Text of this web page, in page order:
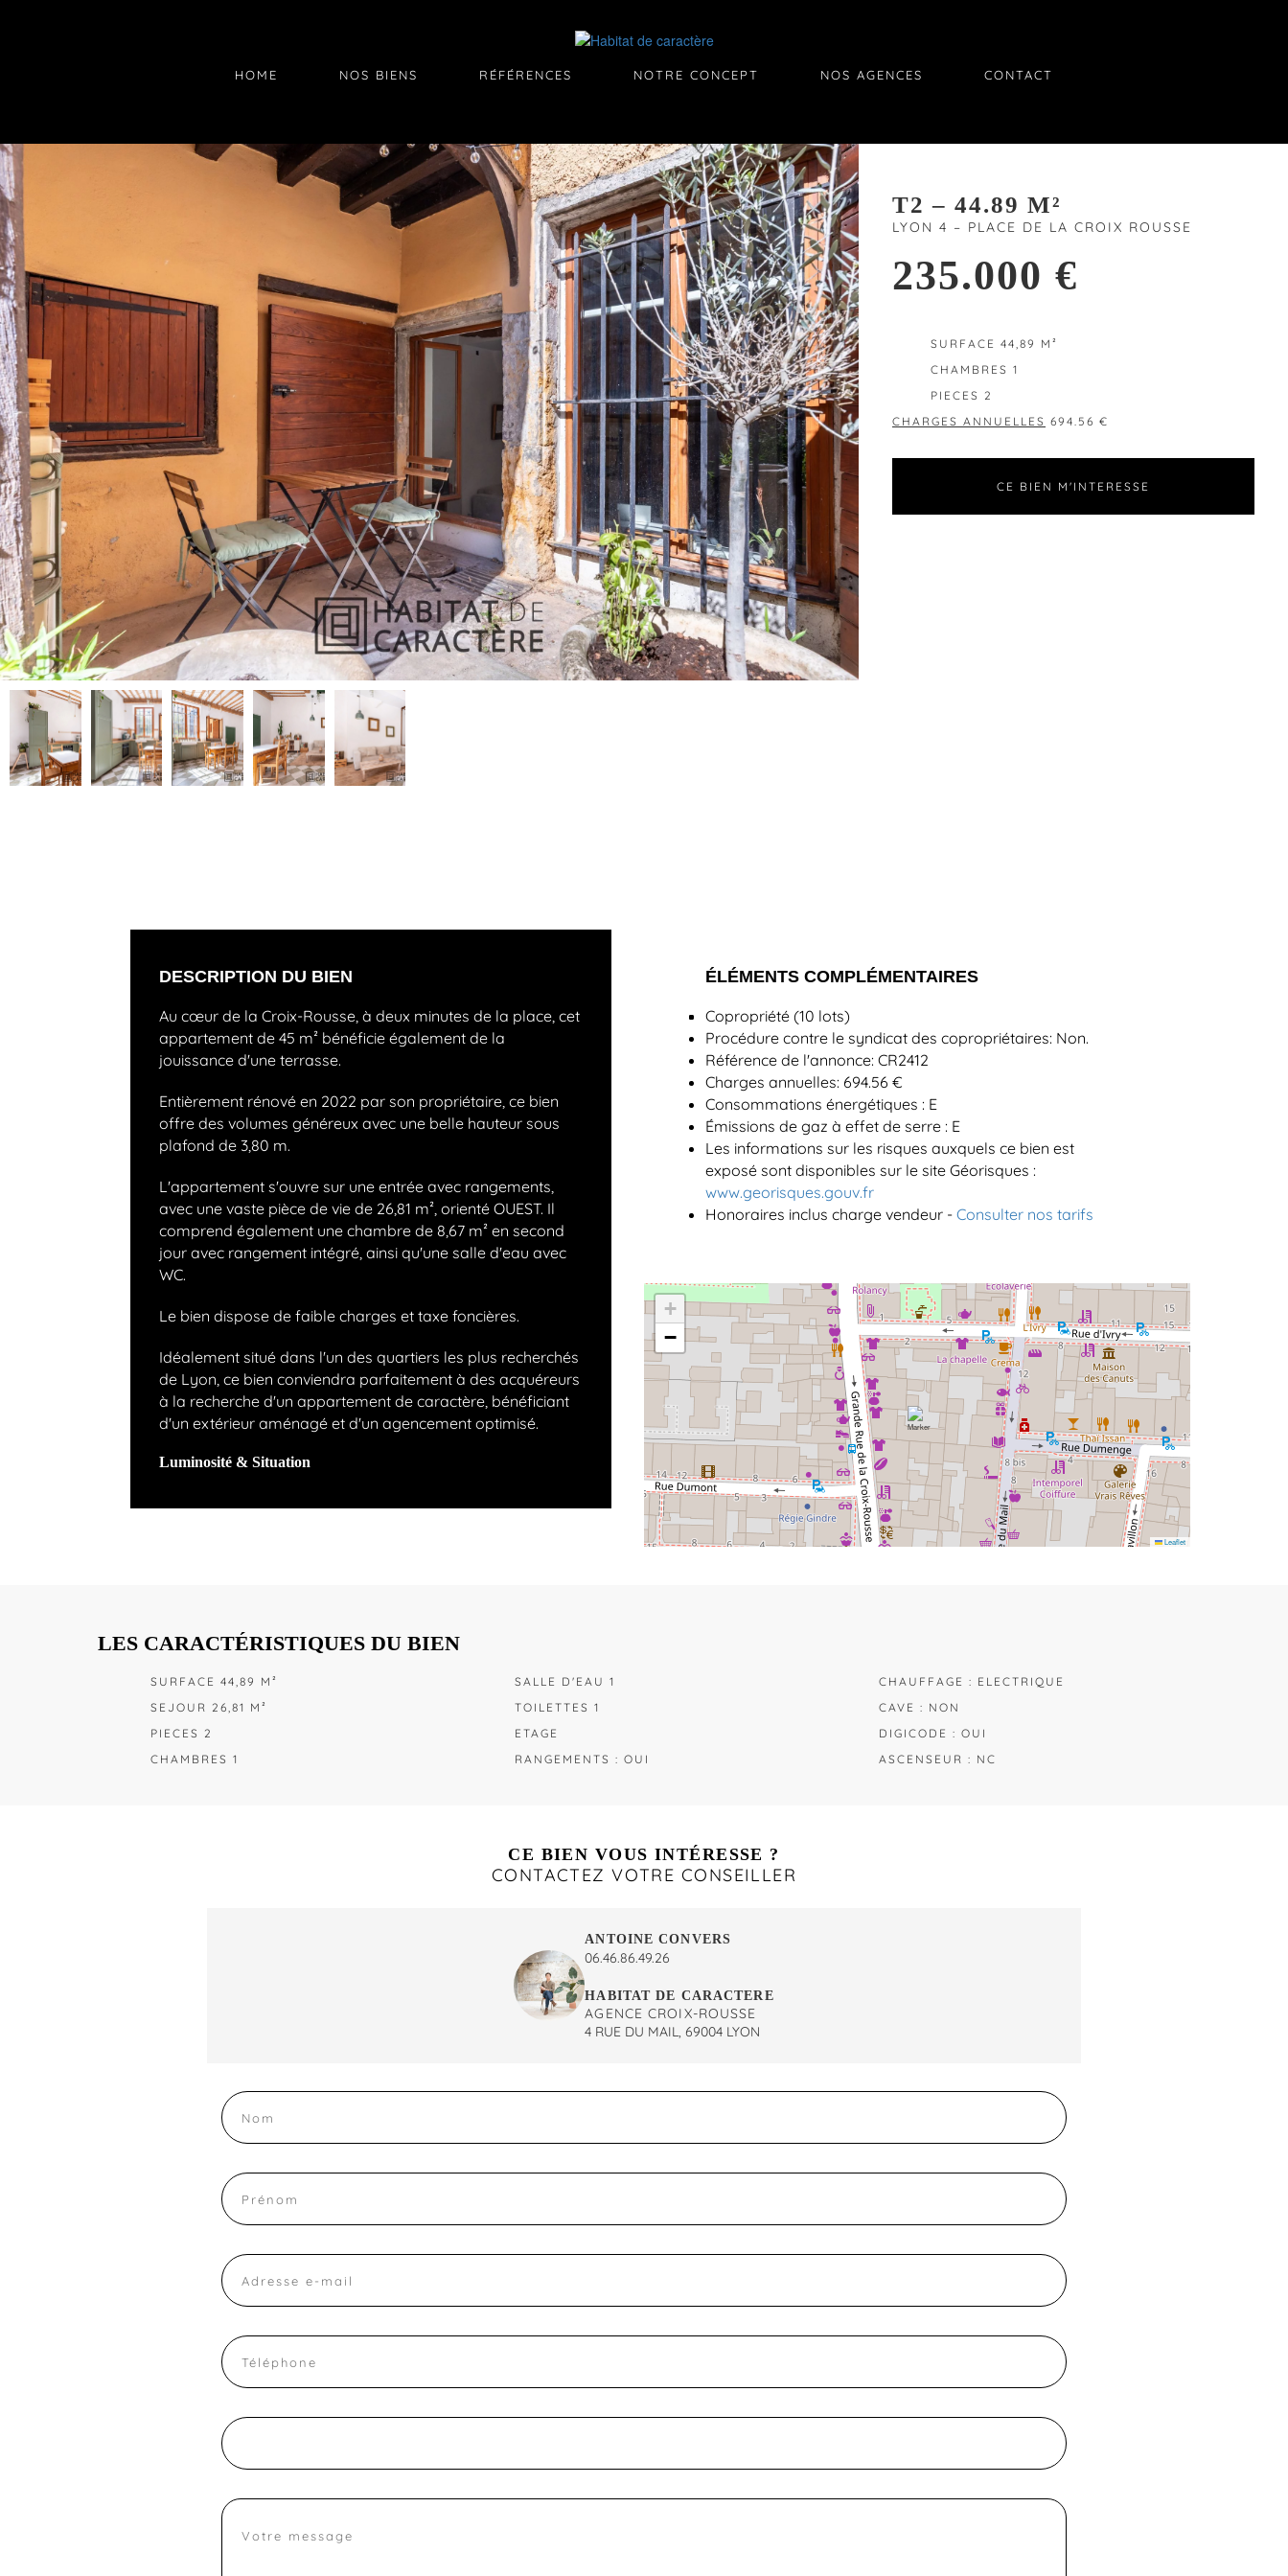
HOME NOS BIENS RÉFÉRENCES NOTRE CONCEPT NOS AGENCES CONTACT
T2 – 44.89 M²
LYON 4 – PLACE DE LA CROIX ROUSSE
235.000 €
SURFACE 44,89 M²
CHAMBRES 1
PIECES 2
CHARGES ANNUELLES 694.56 €
CE BIEN M'INTERESSE
DESCRIPTION DU BIEN
Au cœur de la Croix-Rousse, à deux minutes de la place, cet
appartement de 45 m² bénéficie également de la
jouissance d'une terrasse.
Entièrement rénové en 2022 par son propriétaire, ce bien
offre des volumes généreux avec une belle hauteur sous
plafond de 3,80 m.
L'appartement s'ouvre sur une entrée avec rangements,
avec une vaste pièce de vie de 26,81 m², orienté OUEST. Il
comprend également une chambre de 8,67 m² en second
jour avec rangement intégré, ainsi qu'une salle d'eau avec
WC.
Le bien dispose de faible charges et taxe foncières.
Idéalement situé dans l'un des quartiers les plus recherchés
de Lyon, ce bien conviendra parfaitement à des acquéreurs
à la recherche d'un appartement de caractère, bénéficiant
d'un extérieur aménagé et d'un agencement optimisé.
Luminosité & Situation
ÉLÉMENTS COMPLÉMENTAIRES
Copropriété (10 lots)
Procédure contre le syndicat des copropriétaires: Non.
Référence de l'annonce: CR2412
Charges annuelles: 694.56 €
Consommations énergétiques : E
Émissions de gaz à effet de serre : E
Les informations sur les risques auxquels ce bien est
exposé sont disponibles sur le site Géorisques :
www.georisques.gouv.fr
Honoraires inclus charge vendeur -Consulter nos tarifs
+
−
Leaflet
LES CARACTÉRISTIQUES DU BIEN
SURFACE 44,89 M²
SEJOUR 26,81 M²
PIECES 2
CHAMBRES 1
SALLE D'EAU 1
TOILETTES 1
ETAGE
RANGEMENTS : OUI
CHAUFFAGE : ELECTRIQUE
CAVE : NON
DIGICODE : OUI
ASCENSEUR : NC
CE BIEN VOUS INTÉRESSE ?
CONTACTEZ VOTRE CONSEILLER
ANTOINE CONVERS
06.46.86.49.26
HABITAT DE CARACTERE
AGENCE CROIX-ROUSSE
4 RUE DU MAIL, 69004 LYON